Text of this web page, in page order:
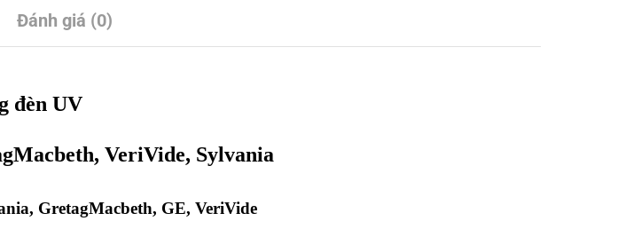
Đánh giá (0)
đèn UV
VeriVide, Sylvania
GretagMacbeth, GE, VeriVide